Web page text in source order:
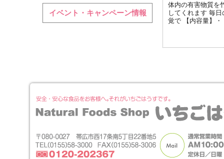
体内の有害物質を
してくれます 毎
覚で 【内容量】・
イベント・キャンペーン情報